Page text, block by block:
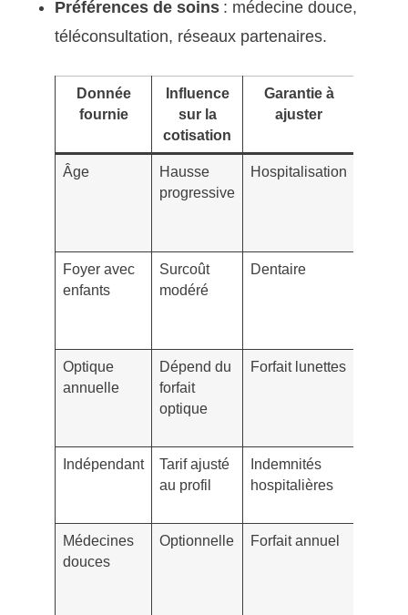
Préférences de soins : médecine douce,
téléconsultation, réseaux partenaires.
Donnée
fournie
Influence
sur la
cotisation
Garantie à
ajuster
Âge
Hausse
progressive
Hospitalisation
Foyer avec
enfants
Surcoût
modéré
Dentaire
Optique
annuelle
Dépend du
forfait
optique
Forfait lunettes
Indépendant
Tarif ajusté
au profil
Indemnités
hospitalières
Médecines
douces
Optionnelle Forfait annuel